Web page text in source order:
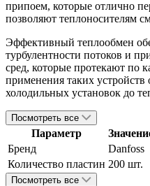
припоем, которые отлично
позволяют теплоносителям
Эффективный теплообмен
турбулентности потоков и
сред, которые протекают по
применения таких
холодильных установок до
Посмотреть все
Параметр
Бренд
Danfoss
Количество пластин 200 шт.
Посмотреть все